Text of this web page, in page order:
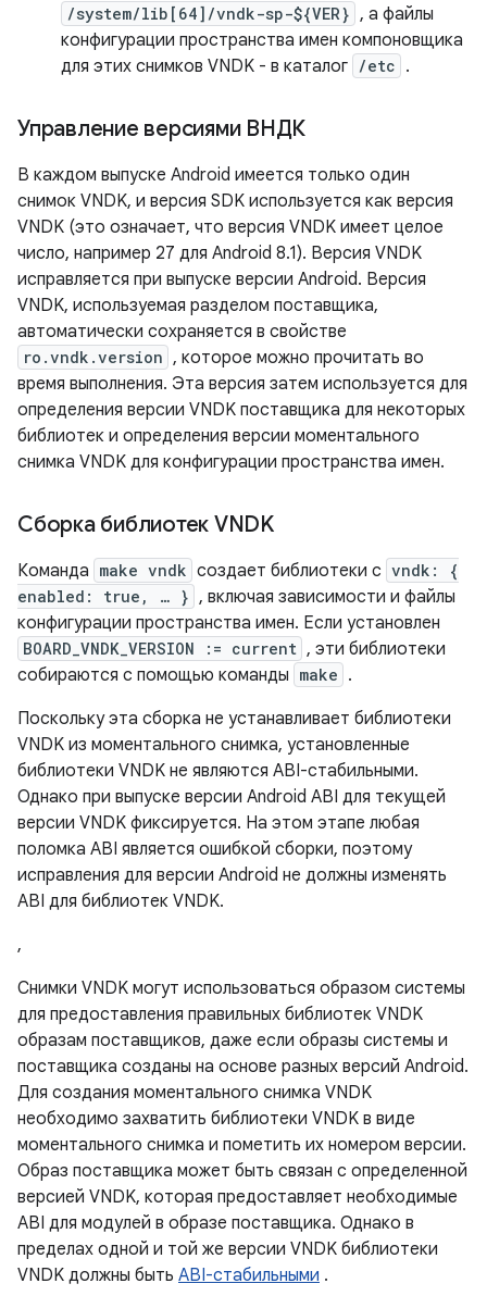
/system/lib[64]/vndk-sp-${VER} , а файлы
конфигурации пространства имен компоновщика
для этих снимков VNDK - в каталог /etc .
Управление версиями ВНДК
В каждом выпуске Android имеется только один
снимок VNDK, и версия SDK используется как версия
VNDK (это означает, что версия VNDK имеет целое
число, например 27 для Android 8.1). Версия VNDK
исправляется при выпуске версии Android. Версия
VNDK, используемая разделом поставщика,
автоматически сохраняется в свойстве
ro.vndk.version , которое можно прочитать во
время выполнения. Эта версия затем используется для
определения версии VNDK поставщика для некоторых
библиотек и определения версии моментального
снимка VNDK для конфигурации пространства имен.
Сборка библиотек VNDK
Команда make vndk создает библиотеки с vndk: {
enabled: true, … } , включая зависимости и файлы
конфигурации пространства имен. Если установлен
BOARD_VNDK_VERSION := current , эти библиотеки
собираются с помощью команды make .
Поскольку эта сборка не устанавливает библиотеки
VNDK из моментального снимка, установленные
библиотеки VNDK не являются ABI-стабильными.
Однако при выпуске версии Android ABI для текущей
версии VNDK фиксируется. На этом этапе любая
поломка ABI является ошибкой сборки, поэтому
исправления для версии Android не должны изменять
ABI для библиотек VNDK.
,
Снимки VNDK могут использоваться образом системы
для предоставления правильных библиотек VNDK
образам поставщиков, даже если образы системы и
поставщика созданы на основе разных версий Android.
Для создания моментального снимка VNDK
необходимо захватить библиотеки VNDK в виде
моментального снимка и пометить их номером версии.
Образ поставщика может быть связан с определенной
версией VNDK, которая предоставляет необходимые
ABI для модулей в образе поставщика. Однако в
пределах одной и той же версии VNDK библиотеки
VNDK должны быть ABI-стабильными .